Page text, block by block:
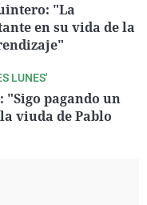
"La
en su vida de la
LUNES'
"Sigo pagando un
viuda de Pablo